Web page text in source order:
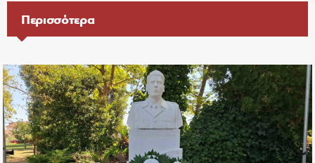
Περισσότερα